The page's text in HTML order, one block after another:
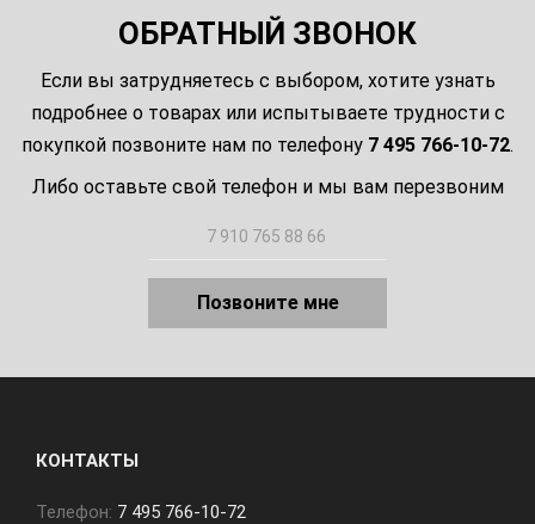
ОБРАТНЫЙ ЗВОНОК
Если вы затрудняетесь с выбором, хотите узнать
подробнее о товарах или испытываете трудности с
покупкой позвоните нам по телефону 7 495 766-10-72.
Либо оставьте свой телефон и мы вам перезвоним
Позвоните мне
КОНТАКТЫ
Телефон: 7 495 766-10-72